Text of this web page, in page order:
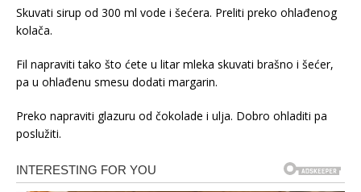
Skuvati sirup od 300 ml vode i šećera. Preliti preko ohlađenog
kolača.
Fil napraviti tako što ćete u litar mleka skuvati brašno i šećer,
pa u ohlađenu smesu dodati margarin.
Preko napraviti glazuru od čokolade i ulja. Dobro ohladiti pa
poslužiti.